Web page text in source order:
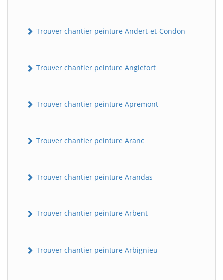
Trouver chantier peinture Andert-et-Condon
Trouver chantier peinture Anglefort
Trouver chantier peinture Apremont
Trouver chantier peinture Aranc
Trouver chantier peinture Arandas
Trouver chantier peinture Arbent
Trouver chantier peinture Arbignieu